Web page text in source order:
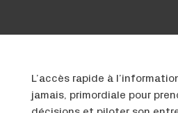
L’accès rapide à
jamais, primordiale pour